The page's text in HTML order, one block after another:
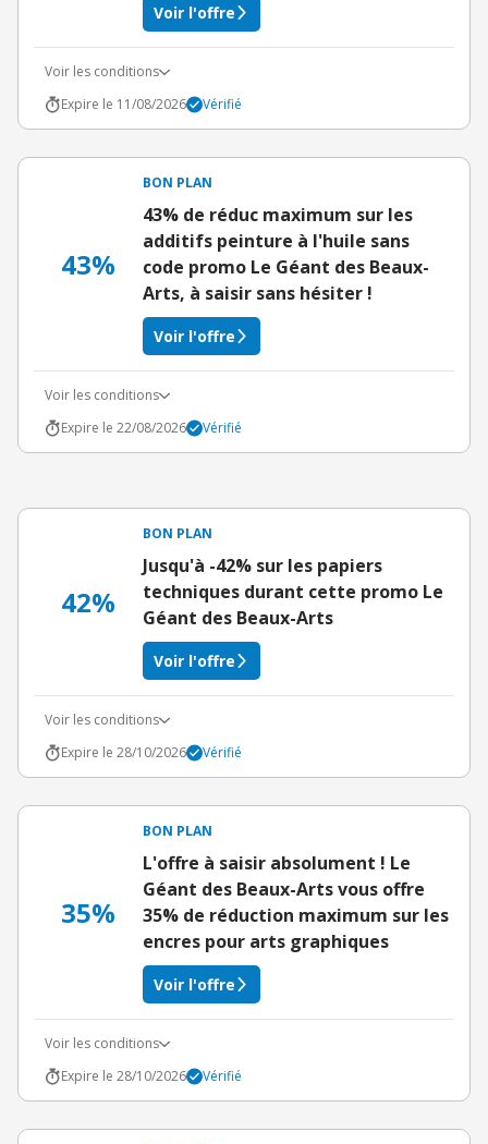
Voir l'offre
Voir les conditions
Expire le 11/08/2026
Vérifié
43%
BON PLAN
43% de réduc maximum sur les
additifs peinture à l'huile sans
code promo Le Géant des Beaux-
Arts, à saisir sans hésiter !
Voir l'offre
Voir les conditions
Expire le 22/08/2026
Vérifié
42%
BON PLAN
Jusqu'à -42% sur les papiers
techniques durant cette promo Le
Géant des Beaux-Arts
Voir l'offre
Voir les conditions
Expire le 28/10/2026
Vérifié
35%
BON PLAN
L'offre à saisir absolument ! Le
Géant des Beaux-Arts vous offre
35% de réduction maximum sur les
encres pour arts graphiques
Voir l'offre
Voir les conditions
Expire le 28/10/2026
Vérifié